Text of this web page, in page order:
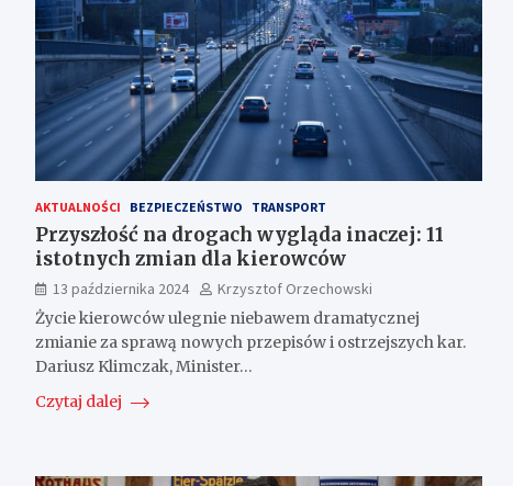
AKTUALNOŚCI BEZPIECZEŃSTWO TRANSPORT
Przyszłość na drogach wygląda inaczej: 11
istotnych zmian dla kierowców
13 października 2024
Krzysztof Orzechowski
Życie kierowców ulegnie niebawem dramatycznej
zmianie za sprawą nowych przepisów i ostrzejszych kar.
Dariusz Klimczak, Minister…
Czytaj dalej